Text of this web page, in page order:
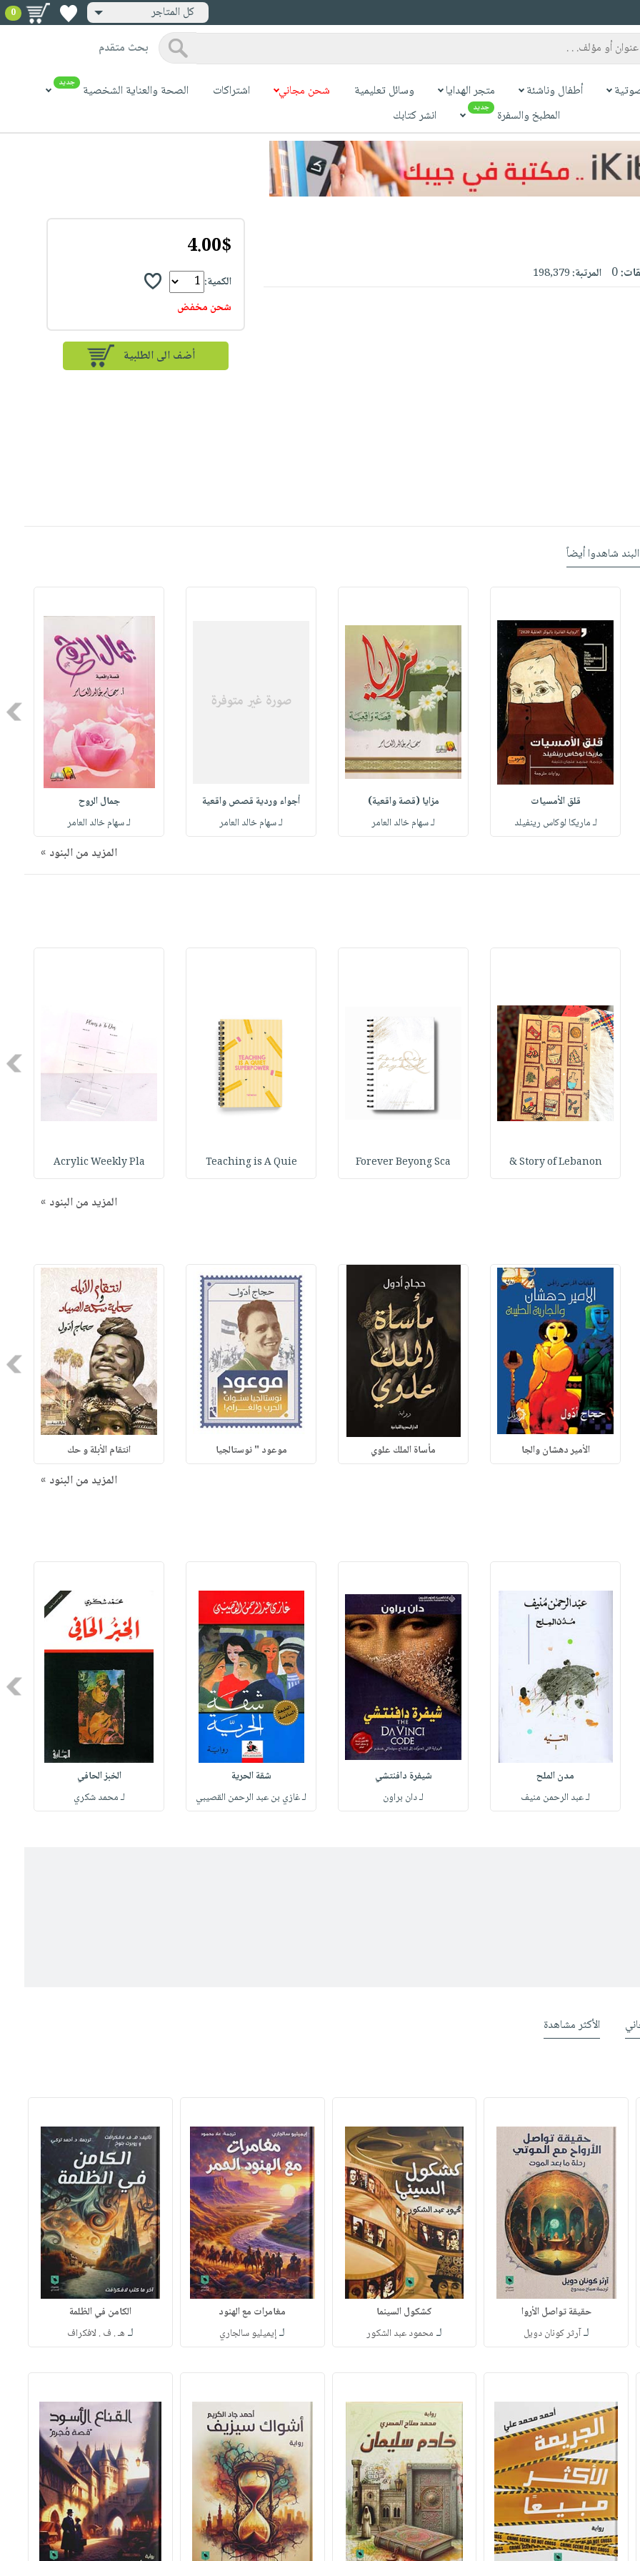
كل المتاجر 0
بحث متقدم
أطفال وناشئة متجر الهدايا وسائل تعليمية شحن مجاني اشتراكات الصحة والعناية الشخصية جديد
المطبخ والسفرة جديد انشر كتابك
0 المرتبة:198,379
4.00$
الكمية:
شحن مخفض
أضف الى الطلبية
شاهدوا أيضاً
قلق الأمسيات
لـ ماريكا لوكاس رينفيلد
مزايا (قصة واقعية)
لـ سهام خالد العامر
أجواء وردية قصص واقعية
لـ سهام خالد العامر
جمال الروح
لـ سهام خالد العامر
المزيد من البنود »
Story of Lebanon &
Forever Beyong Sca
Teaching is A Quie
Acrylic Weekly Pla
المزيد من البنود »
الأمير دهشان والجا مأساة الملك علوي موعود " نوستالجيا انتقام الأبلة و حك
المزيد من البنود »
مدن الملح
لـ عبد الرحمن منيف
شيفرة دافنتشي
لـ دان براون
شقة الحرية
لـ غازي بن عبد الرحمن القصيبي
الخبز الحافي
لـ محمد شكري
الأكثر مشاهدة
حقيقة تواصل الأروا
لـآرثر كونان دويل
كشكول السينما
لـ محمود عبد الشكور
مغامرات مع الهنود
لـإيميليو سالجاري
الكامن في الظلمة
لـ هـ . ف . لافكراف